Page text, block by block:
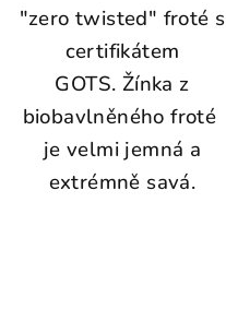
"zero twisted" froté s
certifikátem
GOTS. Žínka z
biobavlněného froté
je velmi jemná a
extrémně savá.